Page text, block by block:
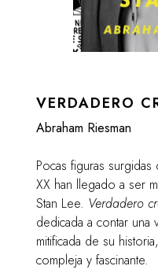
VERDADERO
Abraham Riesman
Pocas figuras
XX han llegado a ser
Stan Lee. Verdadero
dedicada a contar una
mitificada de su
compleja y fascinante.